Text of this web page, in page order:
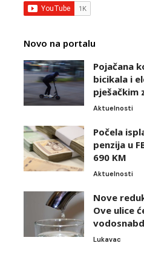
Novo na portalu
Pojačana
bicikala i
pješačkim
Aktuelnosti
Počela
penzija u
690 KM
Aktuelnosti
Nove
Ove ulice
Lukavac